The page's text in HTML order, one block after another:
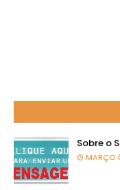
Sobre o
MARÇO